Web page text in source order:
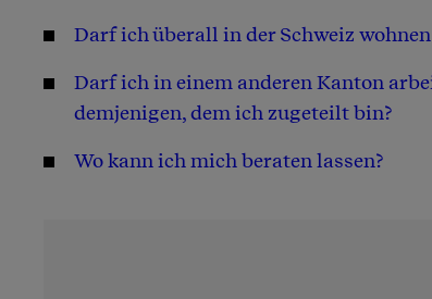
Darf ich überall in der Schweiz
Darf ich in einem anderen Kanton
demjenigen, dem ich zugeteilt bin?
Wo kann ich mich beraten lassen?